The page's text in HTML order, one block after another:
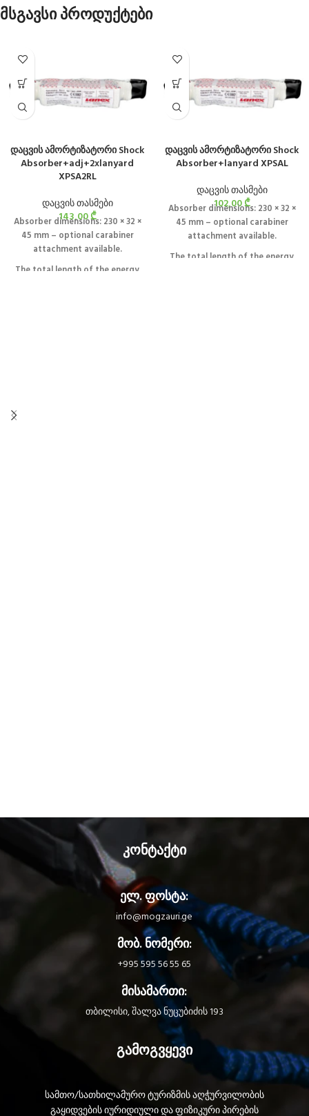
მსგავსი პროდუქტები
დაცვის ამორტიზატორი Shock
Absorber+adj+2xlanyard
XPSA2RL
დაცვის თასმები
143,00₾
Absorber dimensions: 230 × 32 ×
45 mm – optional carabiner
attachment available.
The total length of the energy
დაცვის ამორტიზატორი Shock
Absorber+lanyard XPSAL
დაცვის თასმები
102,00₾
Absorber dimensions: 230 × 32 ×
45 mm – optional carabiner
attachment available.
The total length of the energy
კონტაქტი
ელ. ფოსტა:
info@mogzauri.ge
მობ. ნომერი:
+995 595 56 55 65
მისამართი:
თბილისი, შალვა ნუცუბიძის 193
გამოგვყევი
სამთო/სათხილამურო ტურიზმის აღჭურვილობის
გაყიდვების იურიდიული და ფიზიკური პირების